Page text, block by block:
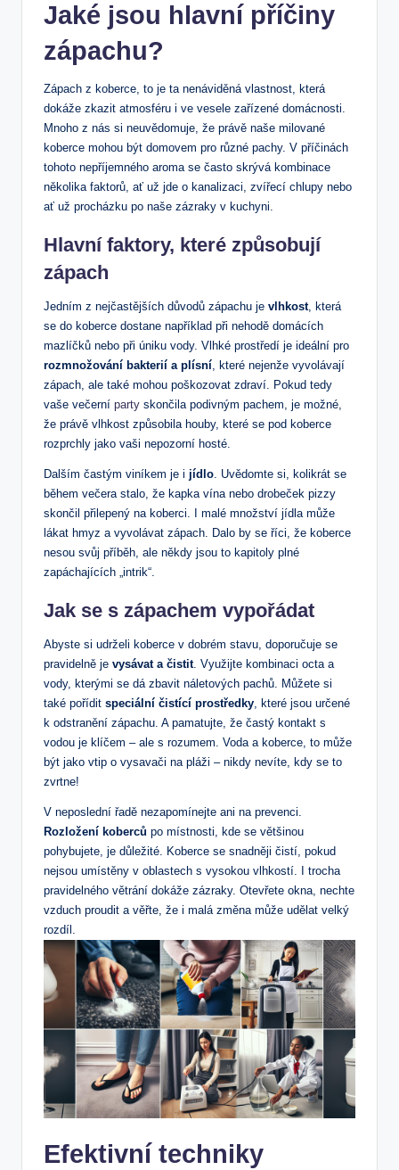
Jaké jsou hlavní příčiny
zápachu?
Zápach z koberce, to je ta nenáviděná vlastnost, která
dokáže zkazit atmosféru i ve vesele zařízené domácnosti.
Mnoho z nás si neuvědomuje, že právě naše milované
koberce mohou být domovem pro různé pachy. V příčinách
tohoto nepříjemného aroma se často skrývá kombinace
několika faktorů, ať už jde o kanalizaci, zvířecí chlupy nebo
ať už procházku po naše zázraky v kuchyni.
Hlavní faktory, které způsobují
zápach
Jedním z nejčastějších důvodů zápachu je vlhkost, která
se do koberce dostane například při nehodě domácích
mazlíčků nebo při úniku vody. Vlhké prostředí je ideální pro
rozmnožování bakterií a plísní, které nejenže vyvolávají
zápach, ale také mohou poškozovat zdraví. Pokud tedy
vaše večerní party skončila podivným pachem, je možné,
že právě vlhkost způsobila houby, které se pod koberce
rozprchly jako vaši nepozorní hosté.
Dalším častým viníkem je i jídlo. Uvědomte si, kolikrát se
během večera stalo, že kapka vína nebo drobeček pizzy
skončil přilepený na koberci. I malé množství jídla může
lákat hmyz a vyvolávat zápach. Dalo by se říci, že koberce
nesou svůj příběh, ale někdy jsou to kapitoly plné
zapáchajících „intrik“.
Jak se s zápachem vypořádat
Abyste si udrželi koberce v dobrém stavu, doporučuje se
pravidelně je vysávat a čistit. Využijte kombinaci octa a
vody, kterými se dá zbavit náletových pachů. Můžete si
také pořídit speciální čistící prostředky, které jsou určené
k odstranění zápachu. A pamatujte, že častý kontakt s
vodou je klíčem – ale s rozumem. Voda a koberce, to může
být jako vtip o vysavači na pláži – nikdy nevíte, kdy se to
zvrtne!
V neposlední řadě nezapomínejte ani na prevenci.
Rozložení koberců po místnosti, kde se většinou
pohybujete, je důležité. Koberce se snadněji čistí, pokud
nejsou umístěny v oblastech s vysokou vlhkostí. I trocha
pravidelného větrání dokáže zázraky. Otevřete okna, nechte
vzduch proudit a věřte, že i malá změna může udělat velký
rozdíl.
Efektivní techniky